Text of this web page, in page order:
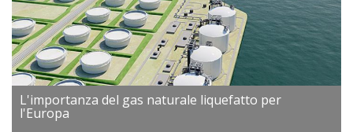
L'importanza del gas naturale liquefatto per
l'Europa